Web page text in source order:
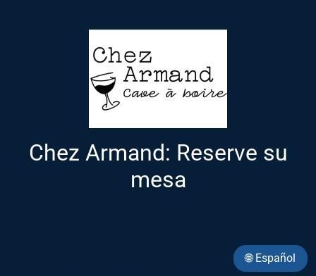
Chez Armand: Reserve su
mesa
🌐 Español